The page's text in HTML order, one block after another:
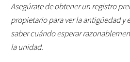
Asegúrate de obtener un registro
propietario para ver la antigüedad y
saber cuándo esperar
la unidad.